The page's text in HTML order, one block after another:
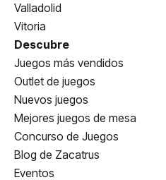
Valladolid
Vitoria
Descubre
Juegos más vendidos
Outlet de juegos
Nuevos juegos
Mejores juegos de mesa
Concurso de Juegos
Blog de Zacatrus
Eventos